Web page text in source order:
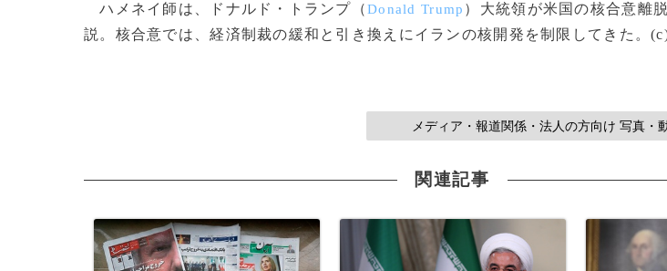
ハメネイ師は、ドナルド・トランプ（Donald Trump ）大統領が米国の核合意離
説。核合意では、経済制裁の緩和と引き換えにイランの核開発を制限してきた。
メディア・報道関係・法人の方向け 写真・
関連記事